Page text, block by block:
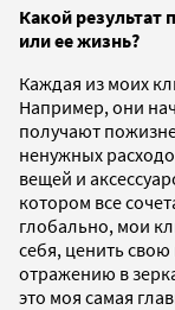
Какой результат
или ее жизнь?
Каждая из моих
Например, они
получают
ненужных
вещей и
котором все
глобально, мои
себя, ценить
отражению в
это моя самая